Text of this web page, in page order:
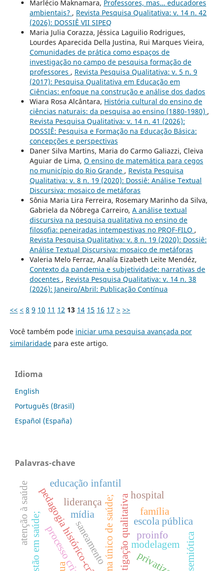
Marlécio Maknamara, Professores, mas… educadores
ambientais? , Revista Pesquisa Qualitativa: v. 14 n. 42
(2026): DOSSIÊ VII SIPEQ
Maria Julia Corazza, Jéssica Laguilio Rodrigues,
Lourdes Aparecida Della Justina, Rui Marques Vieira,
Comunidades de prática como espaços de
investigação no campo de pesquisa formação de
professores , Revista Pesquisa Qualitativa: v. 5 n. 9
(2017): Pesquisa Qualitativa em Educação em
Ciências: enfoque na construção e análise dos dados
Wiara Rosa Alcântara, História cultural do ensino de
ciências naturais: da pesquisa ao ensino (1880-1980) ,
Revista Pesquisa Qualitativa: v. 14 n. 41 (2026):
DOSSIÊ: Pesquisa e Formação na Educação Básica:
concepções e perspectivas
Daner Silva Martins, Maria do Carmo Galiazzi, Cleiva
Aguiar de Lima, O ensino de matemática para cegos
no município do Rio Grande , Revista Pesquisa
Qualitativa: v. 8 n. 19 (2020): Dossiê: Análise Textual
Discursiva: mosaico de metáforas
Sônia Maria Lira Ferreira, Rosemary Marinho da Silva,
Gabriela da Nóbrega Carreiro, A análise textual
discursiva na pesquisa qualitativa no ensino de
filosofia: peneiradas intempestivas no PROF-FILO ,
Revista Pesquisa Qualitativa: v. 8 n. 19 (2020): Dossiê:
Análise Textual Discursiva: mosaico de metáforas
Valeria Melo Ferraz, Analía Eizabeth Leite Mendéz,
Contexto da pandemia e subjetividade: narrativas de
docentes , Revista Pesquisa Qualitativa: v. 14 n. 38
(2026): Janeiro/Abril: Publicação Contínua
<< < 8 9 10 11 12 13 14 15 16 17 > >>
Você também pode iniciar uma pesquisa avançada por
similaridadepara este artigo.
Idioma
English
Português (Brasil)
Español (España)
Palavras-chave
investigação qualitativa
saneamentosistema único de saúde;
pedagogia histórico-crítica
educação infantil
processo criativo modelagem
gestão em saúde; mídia
proinfo
escola pública
atenção à saúde liderança
hospital
semiótica
família